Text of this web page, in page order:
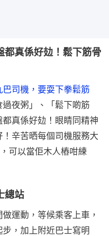
都真係好攰！鬆下筋骨
司機，要耍下拳鬆筋
過夜粥」、「鬆下啲筋
真係好攰！眼睛同精神
辛苦晒每個司機服務大
可以當佢木人樁咁練
總站
運動，等候乘客上車，
，加上附近巴士寫明